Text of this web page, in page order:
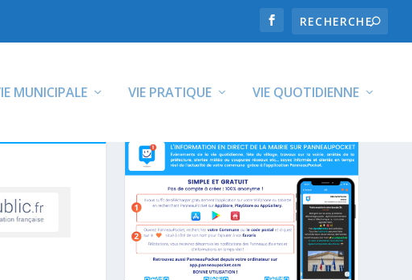
MUNICIPALE VIE PRATIQUE VIE QUOTIDIENNE